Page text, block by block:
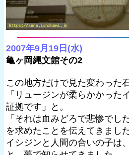
2007年9月19日(水)
亀ヶ岡縄文館その2
この地方だけで見た変わった石
「リュージンが柔らかかった
証拠です」と。
「それは血みどろで悲惨でし
を求めたことを伝えてきました
イシジンと人間の合いの子は